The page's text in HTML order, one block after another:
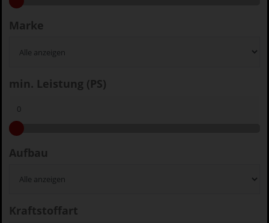
Marke
min. Leistung (PS)
Aufbau
Kraftstoffart